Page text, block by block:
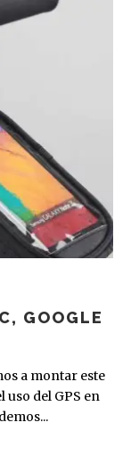
GOOGLE
a montar este
del GPS en